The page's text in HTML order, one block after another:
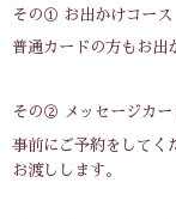
その① お出かけコース
普通カードの方もお
その② メッセージカー
事前にご予約をしてく
お渡しします。